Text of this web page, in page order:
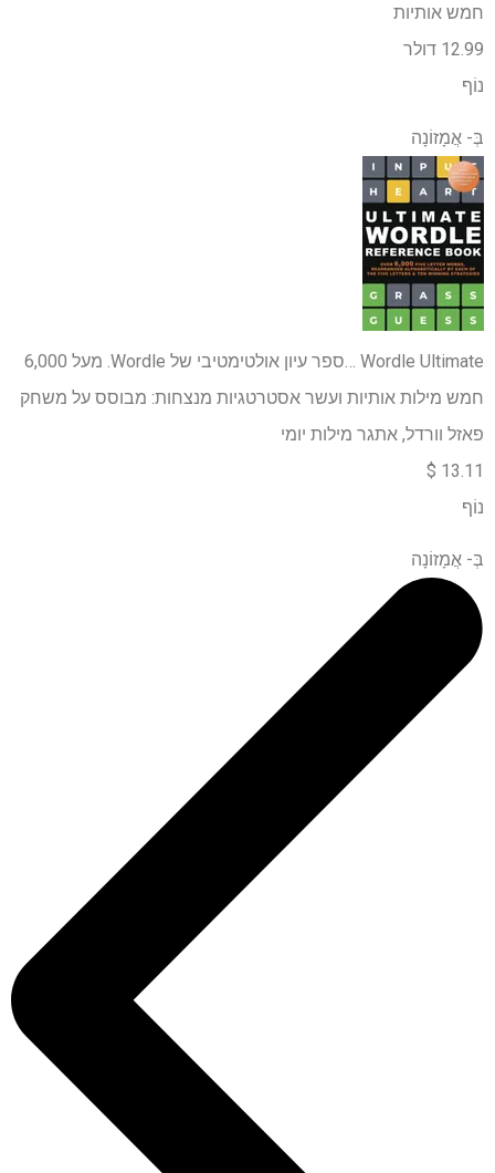
חמש אותיות
12.99 דולר
נוֹף
בְּ- אֲמָזוֹנָה
Wordle Ultimate …
ספר עיון אולטימטיבי של Wordle. מעל 6,000
חמש מילות אותיות ועשר אסטרטגיות מנצחות: מבוסס על משחק
פאזל וורדל, אתגר מילות יומי
13.11 $
נוֹף
בְּ- אֲמָזוֹנָה